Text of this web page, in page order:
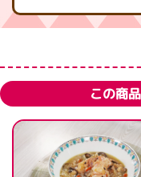
この商